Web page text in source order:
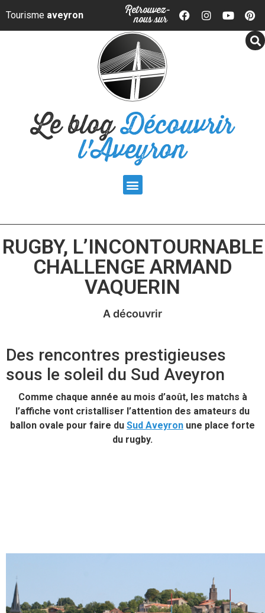
Panneau de gestion des cookies
Tourisme aveyron Retrouvez-
nous sur
Le blogDécouvrir
l'Aveyron
RUGBY, L’INCONTOURNABLE
CHALLENGE ARMAND
VAQUERIN
A découvrir
Des rencontres prestigieuses
sous le soleil du Sud Aveyron
Comme chaque année au mois d’août, les matchs à
l’affiche vont cristalliser l’attention des amateurs du
ballon ovale pour faire du Sud Aveyron une place forte
du rugby.